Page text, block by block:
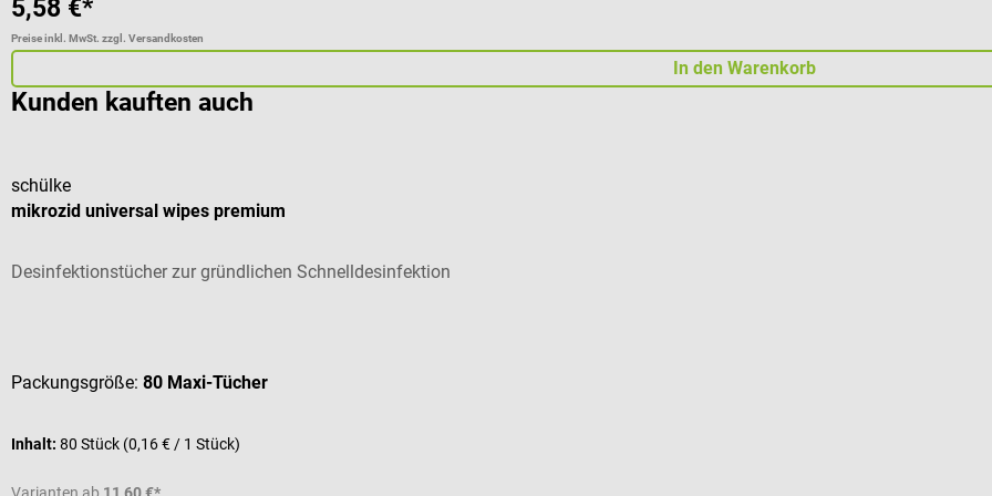
5,58 €*
Preise inkl. MwSt. zzgl. Versandkosten
In den Warenkorb
Kunden kauften auch
schülke
mikrozid universal wipes premium
Desinfektionstücher zur gründlichen Schnelldesinfektion
Packungsgröße: 80 Maxi-Tücher
Inhalt: 80 Stück (0,16 € / 1 Stück)